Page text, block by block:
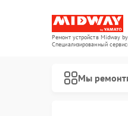
Ремонт устройств Midway
Специализированный
Мы